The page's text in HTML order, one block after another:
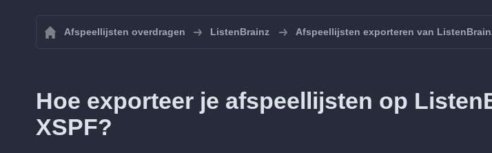
Afspeellijsten overdragen ListenBrainz Afspeellijsten exporteren van
Hoe exporteer je afspeellijsten op
XSPF?